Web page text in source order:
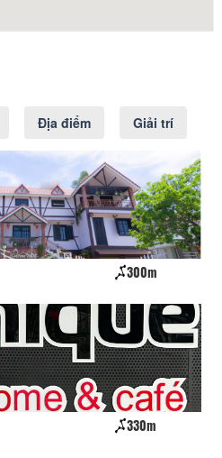
Địa điểm Giải trí
300m
330m